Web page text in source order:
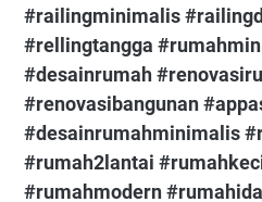
#railingminimalis⁠
#rellingtangga⁠
#desainrumah⁠
#renovasibangunan⁠
#desainrumahminimalis⁠
#rumah2lantai⁠
#rumahmodern⁠